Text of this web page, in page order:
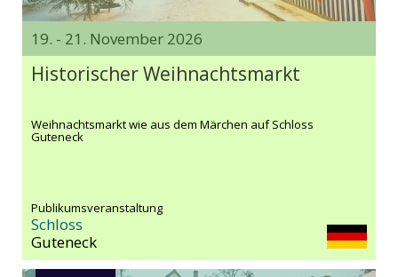
19. - 21. November 2026
Historischer Weihnachtsmarkt
Weihnachtsmarkt wie aus dem Märchen auf Schloss
Guteneck
Publikumsveranstaltung
Schloss
Guteneck